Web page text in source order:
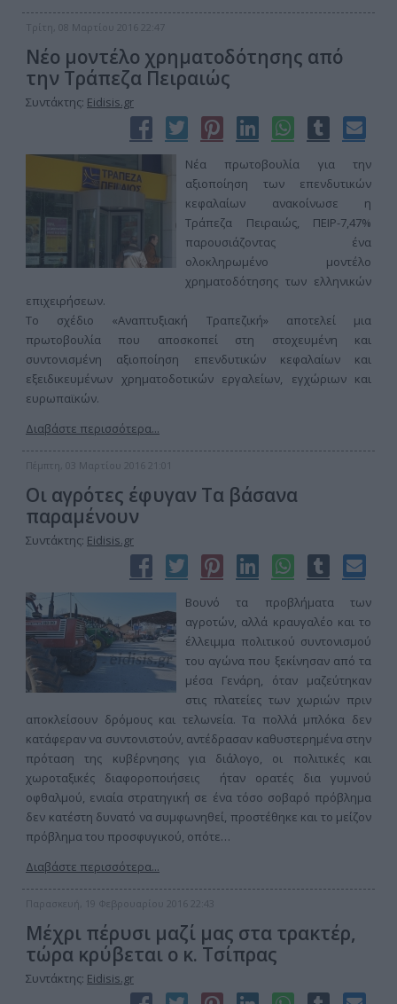
Τρίτη, 08 Μαρτίου 2016 22:47
Νέο μοντέλο χρηματοδότησης από
την Τράπεζα Πειραιώς
Συντάκτης: Eidisis.gr
Νέα πρωτοβουλία για την
αξιοποίηση των επενδυτικών
κεφαλαίων ανακοίνωσε η
Τράπεζα Πειραιώς, ΠΕΙΡ-7,47%
παρουσιάζοντας ένα
ολοκληρωμένο μοντέλο
χρηματοδότησης των ελληνικών
επιχειρήσεων.
Το σχέδιο «Αναπτυξιακή Τραπεζική» αποτελεί μια
πρωτοβουλία που αποσκοπεί στη στοχευμένη και
συντονισμένη αξιοποίηση επενδυτικών κεφαλαίων και
εξειδικευμένων χρηματοδοτικών εργαλείων, εγχώριων και
ευρωπαϊκών.
Διαβάστε περισσότερα...
Πέμπτη, 03 Μαρτίου 2016 21:01
Οι αγρότες έφυγαν Τα βάσανα
παραμένουν
Συντάκτης: Eidisis.gr
Βουνό τα προβλήματα των
αγροτών, αλλά κραυγαλέο και το
έλλειμμα πολιτικού συντονισμού
του αγώνα που ξεκίνησαν από τα
μέσα Γενάρη, όταν μαζεύτηκαν
στις πλατείες των χωριών πριν
αποκλείσουν δρόμους και τελωνεία. Τα πολλά μπλόκα δεν
κατάφεραν να συντονιστούν, αντέδρασαν καθυστερημένα στην
πρόταση της κυβέρνησης για διάλογο, οι πολιτικές και
χωροταξικές διαφοροποιήσεις ήταν ορατές δια γυμνού
οφθαλμού, ενιαία στρατηγική σε ένα τόσο σοβαρό πρόβλημα
δεν κατέστη δυνατό να συμφωνηθεί, προστέθηκε και το μείζον
πρόβλημα του προσφυγικού, οπότε…
Διαβάστε περισσότερα...
Παρασκευή, 19 Φεβρουαρίου 2016 22:43
Μέχρι πέρυσι μαζί μας στα τρακτέρ,
τώρα κρύβεται ο κ. Τσίπρας
Συντάκτης: Eidisis.gr